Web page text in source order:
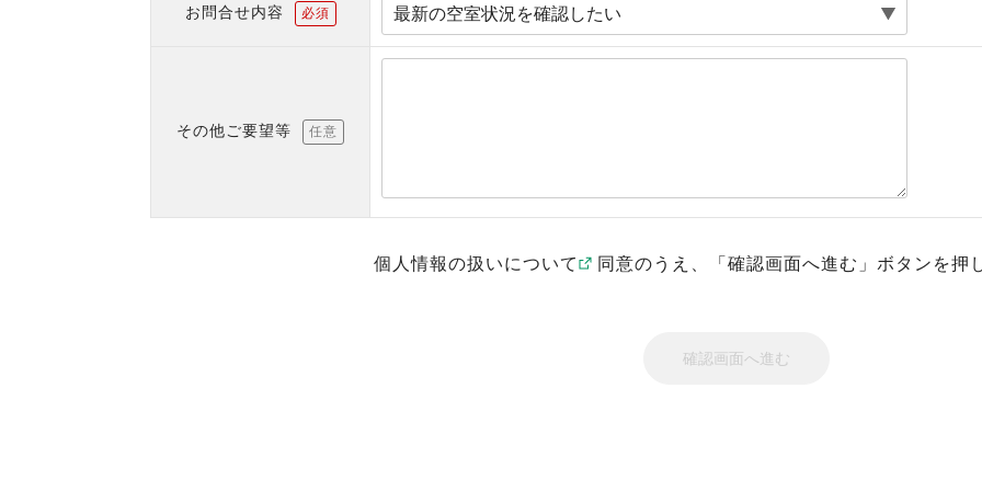
お問合せ内容 必須
その他ご要望等 任意
個人情報の扱いについて 同意のうえ、「確認画面へ進む」ボタンを押